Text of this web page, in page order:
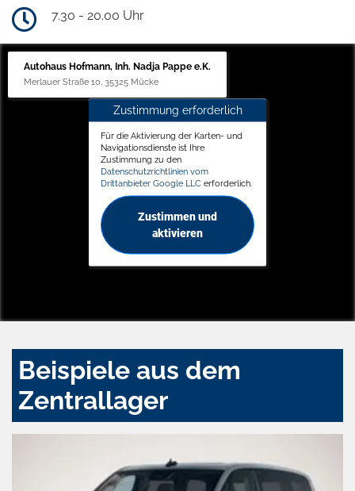
7.30 - 20.00 Uhr
Autohaus Hofmann, Inh. Nadja Pappe e.K.
Merlauer Straße 10, 35325 Mücke
Zustimmung erforderlich
Für die Aktivierung der Karten- und
Navigationsdienste ist Ihre
Zustimmung zu den
Datenschutzrichtlinien vom
Drittanbieter Google LLC erforderlich.
Zustimmen und
aktivieren
Beispiele aus dem
Zentrallager